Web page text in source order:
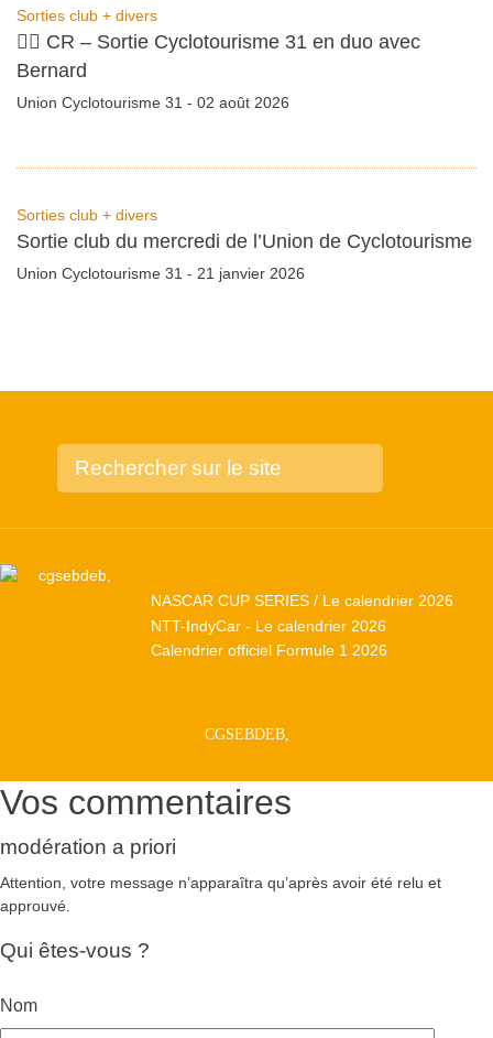
Sorties club + divers
🚴‍♂️ CR – Sortie Cyclotourisme 31 en duo avec
Bernard
Union Cyclotourisme 31 - 02 août 2026
Sorties club + divers
Sortie club du mercredi de l’Union de Cyclotourisme
Union Cyclotourisme 31 - 21 janvier 2026
NASCAR CUP SERIES / Le calendrier 2026
NTT-IndyCar - Le calendrier 2026
Calendrier officiel Formule 1 2026
CGSEBDEB,
Vos commentaires
modération a priori
Attention, votre message n’apparaîtra qu’après avoir été relu et
approuvé.
Qui êtes-vous ?
Nom